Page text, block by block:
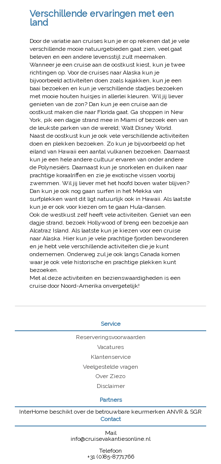
Verschillende ervaringen met een
land
Door de variatie aan cruises kun je er op rekenen dat je vele
verschillende mooie natuurgebieden gaat zien, veel gaat
beleven en een andere levensstijl zult meemaken.
Wanneer je een cruise aan de oostkust kiest, kun je twee
richtingen op. Voor de cruises naar Alaska kun je
bijvoorbeeld activiteiten doen zoals kajakken, kun je een
baai bezoeken en kun je verschillende stadjes bezoeken
met mooie houten huisjes in allerlei kleuren. Wil jij liever
genieten van de zon? Dan kun je een cruise aan de
oostkust maken die naar Florida gaat. Ga shoppen in New
York, pik een dagje strand mee in Miami of bezoek een van
de leukste parken van de wereld; Walt Disney World.
Naast de oostkust kun je ook vele verschillende activiteiten
doen en plekken bezoeken. Zo kun je bijvoorbeeld op het
eiland van Hawaii een aantal vulkanen bezoeken. Daarnaast
kun je een hele andere cultuur ervaren van onder andere
de Polynesiërs. Daarnaast kun je snorkelen en duiken naar
prachtige koraalriffen en zie je exotische vissen voorbij
zwemmen. Wil jij liever met het hoofd boven water blijven?
Dan kun je ook nog gaan surfen in het Mekka van
surfplekken want dit ligt natuurlijk ook in Hawaii. Als laatste
kun je er ook voor kiezen om te gaan Hula-dansen.
Ook de westkust zelf heeft vele activiteiten. Geniet van een
dagje strand, bezoek Hollywood of breng een bezoekje aan
Alcatraz Island. Als laatste kun je kiezen voor een cruise
naar Alaska. Hier kun je vele prachtige fjorden bewonderen
en je hebt vele verschillende activiteiten die je kunt
ondernemen. Onderweg zul je ook langs Canada komen
waar je ook vele historische en prachtige plekken kunt
bezoeken.
Met al deze activiteiten en bezienswaardigheden is een
cruise door Noord-Amerika onvergetelijk!
Service
Reserveringsvoorwaarden
Vacatures
Klantenservice
Veelgestelde vragen
Over Ziezo
Disclaimer
Partners
InterHome beschikt over de betrouwbare keurmerken ANVR & SGR
Contact
Mail
info@cruisevakantiesonline.nl
Telefoon
+31 (0)85-8771766